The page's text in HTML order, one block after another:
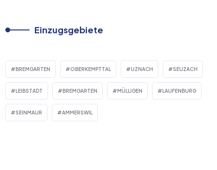
Einzugsgebiete
BREMGARTEN OBERKEMPTTAL UZNACH SEUZACH
LEIBSTADT BREMGARTEN MÜLLIGEN LAUFENBURG
SEINMAUR AMMERSWIL